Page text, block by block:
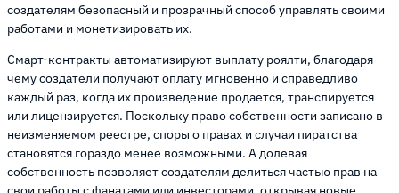
создателям безопасный и прозрачный способ управлять своими
работами и монетизировать их.
Смарт-контракты автоматизируют выплату роялти, благодаря
чему создатели получают оплату мгновенно и справедливо
каждый раз, когда их произведение продается, транслируется
или лицензируется. Поскольку право собственности записано в
неизменяемом реестре, споры о правах и случаи пиратства
становятся гораздо менее возможными. А долевая
собственность позволяет создателям делиться частью прав на